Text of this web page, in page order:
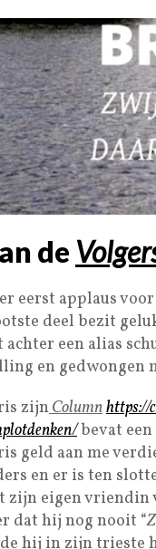
de
eerst applaus
deel bezit
achter een alias
en gedwongen
zijnColumnhttps://
bevat een
geld aan me
en er is ten
zijn eigen vriendin
dat hij nog nooit “
hij in zijn trieste